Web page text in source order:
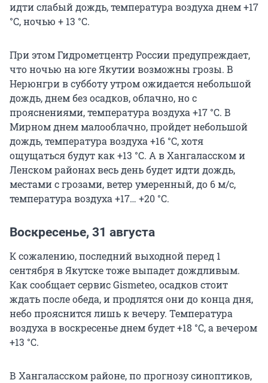
идти слабый дождь, температура воздуха днем +17
°С, ночью + 13 °С.
При этом Гидрометцентр России предупреждает,
что ночью на юге Якутии возможны грозы. В
Нерюнгри в субботу утром ожидается небольшой
дождь, днем без осадков, облачно, но с
прояснениями, температура воздуха +17 °С. В
Мирном днем малооблачно, пройдет небольшой
дождь, температура воздуха +16 °С, хотя
ощущаться будут как +13 °С. А в Хангаласском и
Ленском районах весь день будет идти дождь,
местами с грозами, ветер умеренный, до 6 м/с,
температура воздуха +17… +20 °С.
Воскресенье, 31 августа
К сожалению, последний выходной перед 1
сентября в Якутске тоже выпадет дождливым.
Как сообщает сервис Gismeteo, осадков стоит
ждать после обеда, и продлятся они до конца дня,
небо прояснится лишь к вечеру. Температура
воздуха в воскресенье днем будет +18 °С, а вечером
+13 °С.
В Хангаласском районе, по прогнозу синоптиков,